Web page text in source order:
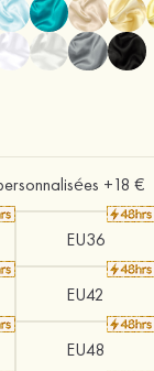
+18 €
EU36
EU42
EU48